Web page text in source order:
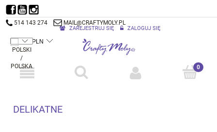
514 143 274 MAIL@CRAFTYMOLY.PL
ZAREJESTRUJ SIĘ ZALOGUJ SIĘ
DELIKATNE